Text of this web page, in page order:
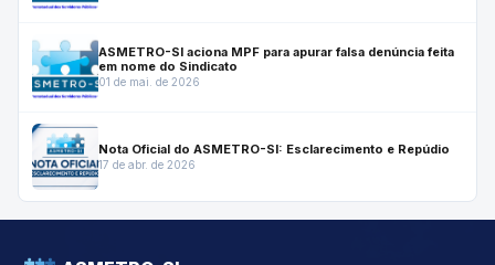
ASMETRO-SI aciona MPF para apurar falsa denúncia feita
em nome do Sindicato
01 de mai. de 2026
Nota Oficial do ASMETRO-SI: Esclarecimento e Repúdio
17 de abr. de 2026